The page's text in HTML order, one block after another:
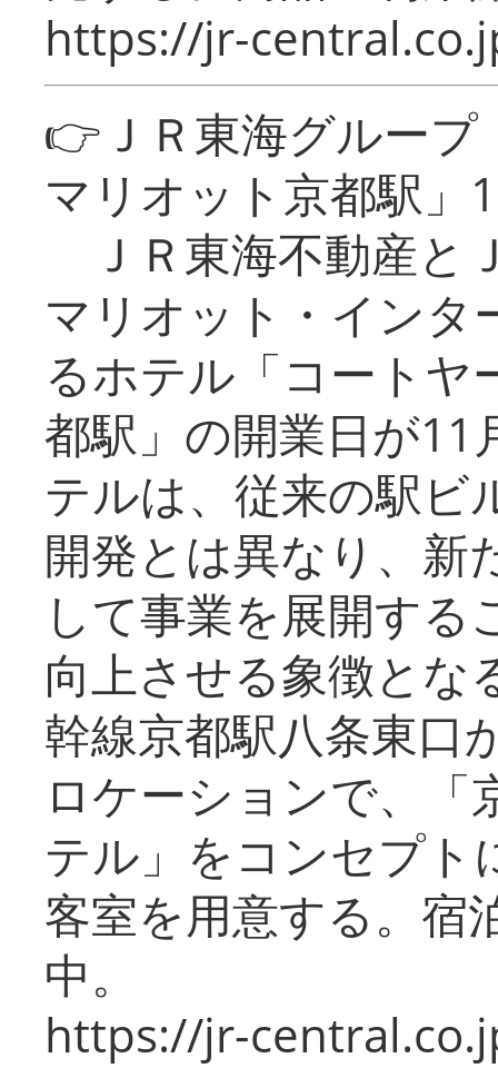
https://jr-
👉ＪＲ東海グルー
マリオット京都駅」
ＪＲ東海不動産と
マリオット・インタ
るホテル「コートヤ
都駅」の開業日が11
テルは、従来の駅ビ
開発とは異なり、新
して事業を展開する
向上させる象徴とな
幹線京都駅八条東口
ロケーションで、「
テル」をコンセプト
客室を用意する。宿
中。
https://jr-